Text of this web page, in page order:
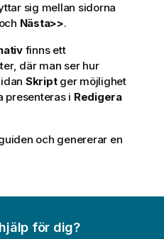
sig mellan sidorna
Nästa>>.
finns ett
där man ser hur
Skriptger möjlighet
presenteras i Redigera
och genererar en
för dig?